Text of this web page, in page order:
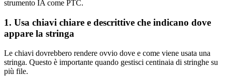
strumento IA come PTC.
1. Usa chiavi chiare e descrittive che indicano dove
appare la stringa
Le chiavi dovrebbero rendere ovvio dove e come viene usata una
stringa. Questo è importante quando gestisci centinaia di stringhe su
più file.